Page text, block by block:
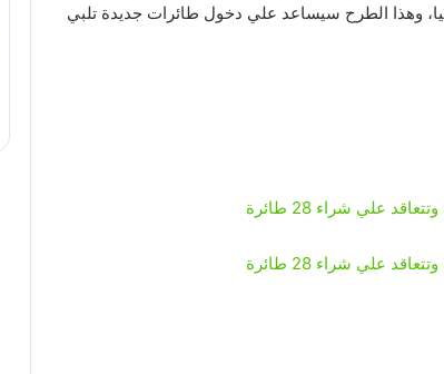
وهذا الطرح سيساعد علي دخول طائرات جديدة تلبي